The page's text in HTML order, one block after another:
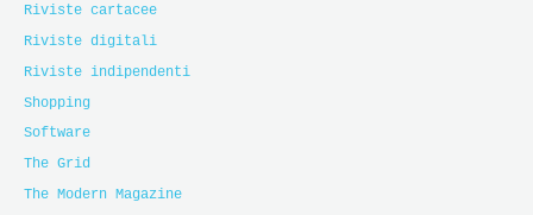
Riviste cartacee
Riviste digitali
Riviste indipendenti
Shopping
Software
The Grid
The Modern Magazine